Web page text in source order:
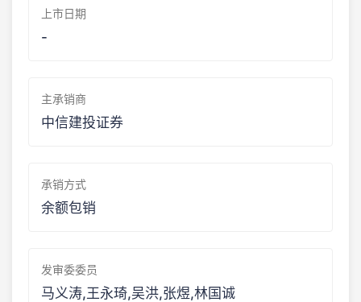
上市日期
-
主承销商
中信建投证券
承销方式
余额包销
发审委委员
马义涛,王永琦,吴洪,张煜,林国诚